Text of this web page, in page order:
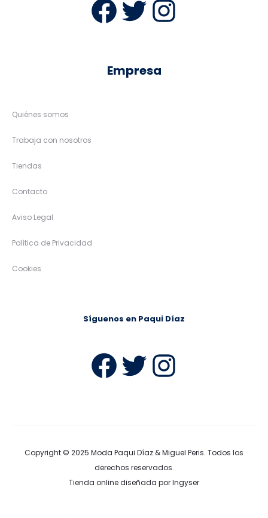
Facebook
Twitter
Empresa
Quiénes somos
Trabaja con nosotros
Tiendas
Contacto
Aviso Legal
Política de Privacidad
Cookies
Síguenos en Paqui Díaz
Facebook
Twitter
Copyright © 2025 Moda Paqui Díaz & Miguel Peris. Todos los
derechos reservados.
Tienda online diseñada por Ingyser